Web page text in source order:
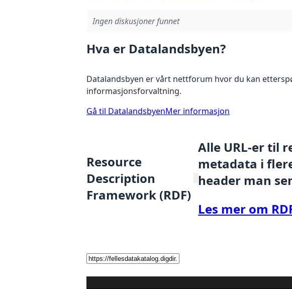
Ingen diskusjoner funnet
Hva er Datalandsbyen?
Datalandsbyen er vårt nettforum hvor du kan
informasjonsforvaltning.
Gå til DatalandsbyenMer informasjon
Resource
Description
Framework (RDF)
Alle URL-er til
metadata i
header man
Les mer om